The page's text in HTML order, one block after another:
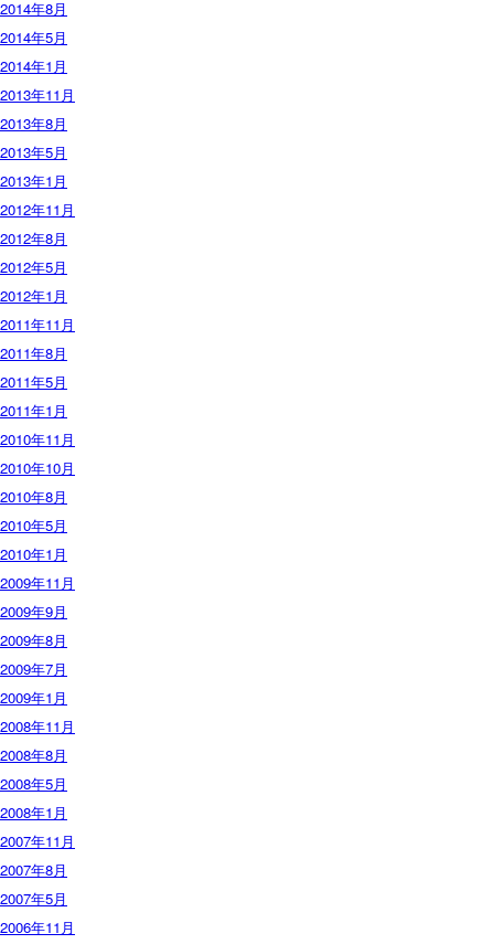
2014年8月
2014年5月
2014年1月
2013年11月
2013年8月
2013年5月
2013年1月
2012年11月
2012年8月
2012年5月
2012年1月
2011年11月
2011年8月
2011年5月
2011年1月
2010年11月
2010年10月
2010年8月
2010年5月
2010年1月
2009年11月
2009年9月
2009年8月
2009年7月
2009年1月
2008年11月
2008年8月
2008年5月
2008年1月
2007年11月
2007年8月
2007年5月
2006年11月